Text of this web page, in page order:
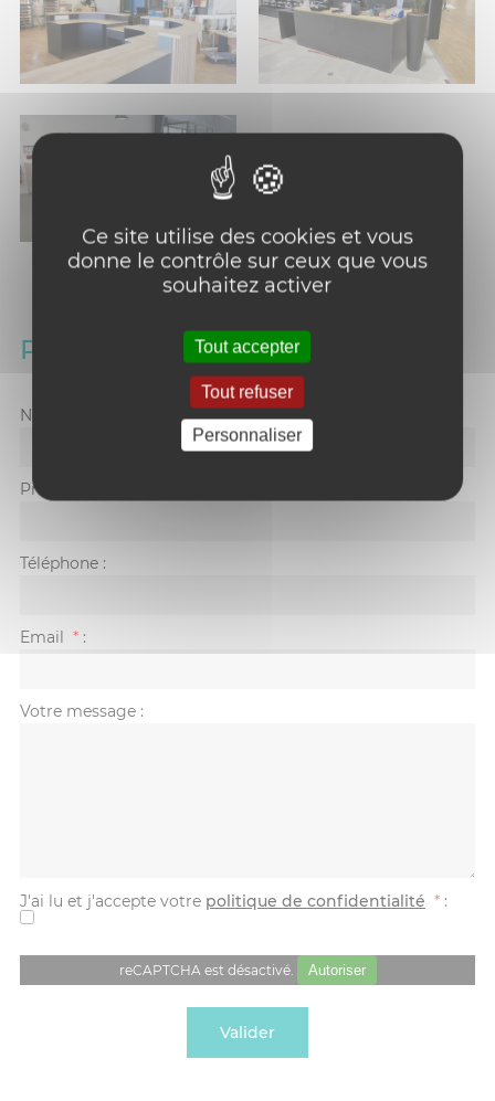
PRENEZ CONTACT AVEC NOUS
Nom
Prénom
Téléphone :
Email *:
Votre message :
J'ai lu et j'accepte votre politique de confidentialité *:
reCAPTCHA est désactivé. Autoriser
Ce site utilise des cookies et vous
donne le contrôle sur ceux que vous
souhaitez activer
Tout accepter
Tout refuser
Personnaliser